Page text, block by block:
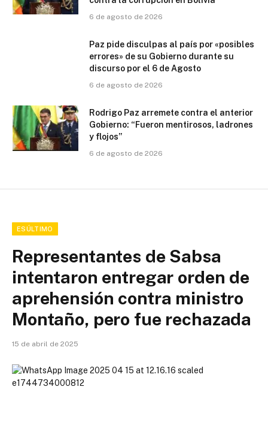
6 de agosto de 2026
Paz pide disculpas al país por «posibles
errores» de su Gobierno durante su
discurso por el 6 de Agosto
6 de agosto de 2026
Rodrigo Paz arremete contra el anterior
Gobierno: “Fueron mentirosos, ladrones
y flojos”
6 de agosto de 2026
ESÚLTIMO
Representantes de Sabsa
intentaron entregar orden de
aprehensión contra ministro
Montaño, pero fue rechazada
15 de abril de 2025